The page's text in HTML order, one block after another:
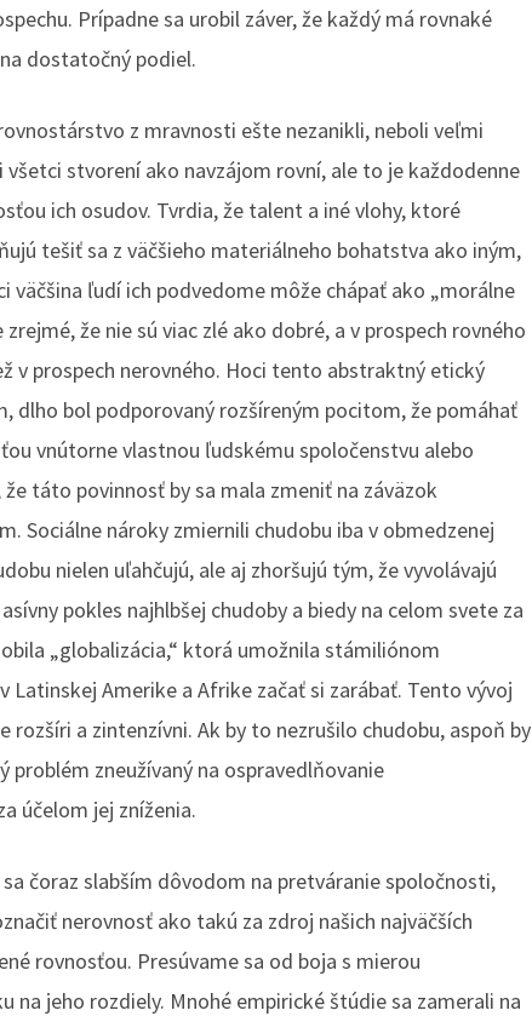
Prípadne sa urobil záver, že každý má rovnaké
dostatočný podiel.
z mravnosti ešte nezanikli, neboli veľmi
všetci stvorení ako navzájom rovní, ale to je každodenne
ich osudov. Tvrdia, že talent a iné vlohy, ktoré
tešiť sa z väčšieho materiálneho bohatstva ako iným,
väčšina ľudí ich podvedome môže chápať ako „morálne
že nie sú viac zlé ako dobré, a v prospech rovného
v prospech nerovného. Hoci tento abstraktný etický
dlho bol podporovaný rozšíreným pocitom, že pomáhať
vnútorne vlastnou ľudskému spoločenstvu alebo
táto povinnosť by sa mala zmeniť na záväzok
Sociálne nároky zmiernili chudobu iba v obmedzenej
nielen uľahčujú, ale aj zhoršujú tým, že vyvolávajú
pokles najhlbšej chudoby a biedy na celom svete za
„globalizácia,“ ktorá umožnila stámiliónom
Latinskej Amerike a Afrike začať si zarábať. Tento vývoj
rozšíri a zintenzívni. Ak by to nezrušilo chudobu, aspoň by
problém zneužívaný na ospravedlňovanie
účelom jej zníženia.
čoraz slabším dôvodom na pretváranie spoločnosti,
nerovnosť ako takú za zdroj našich najväčších
rovnosťou. Presúvame sa od boja s mierou
na jeho rozdiely. Mnohé empirické štúdie sa zamerali na